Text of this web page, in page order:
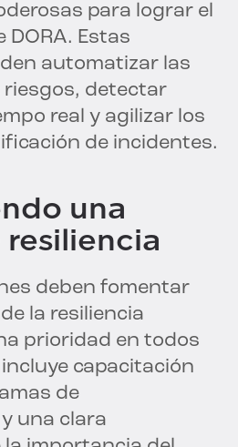
para lograr el
Estas
automatizar las
riesgos, detectar
real y agilizar los
de incidentes.
una
deben fomentar
la resiliencia
prioridad en todos
capacitación
de
una clara